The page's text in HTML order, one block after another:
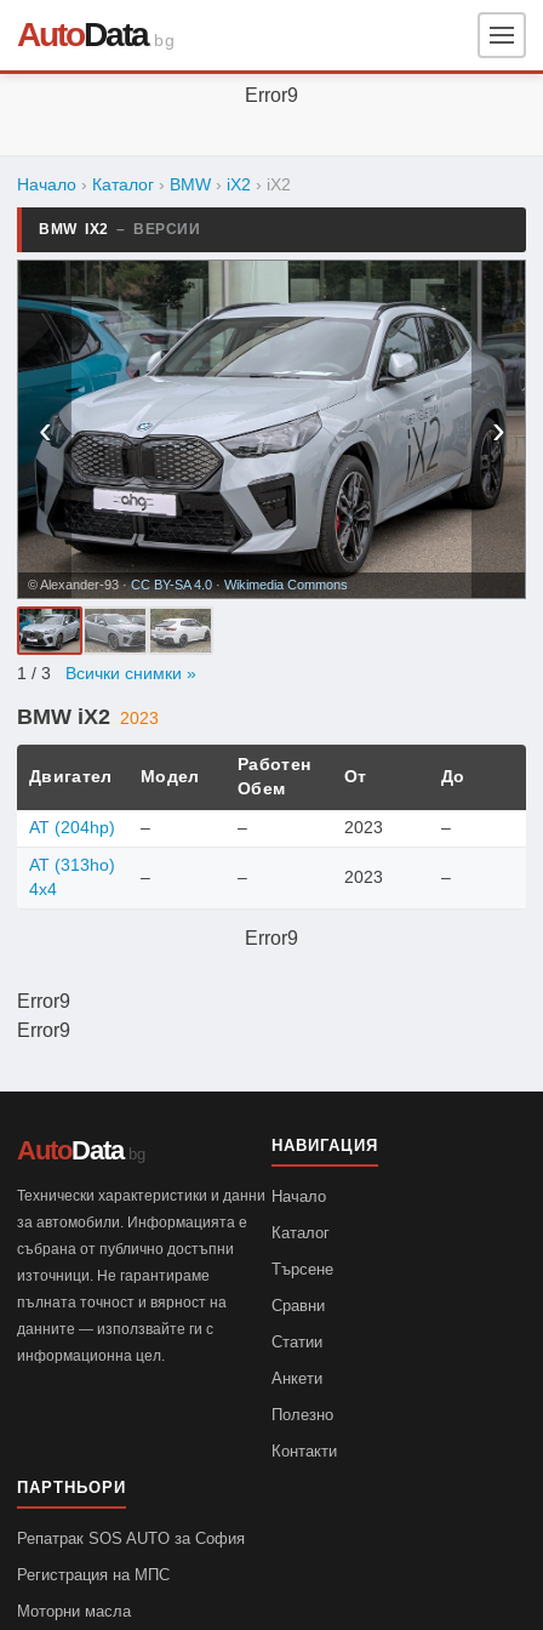
AutoData.bg
Error9
Error9
Начало › Каталог › BMW › iX2 › iX2
BMW IX2 – ВЕРСИИ
‹ ›
© Alexander-93 ·CC BY-SA 4.0 · Wikimedia Commons
1 / 3 Всички снимки »
BMW iX2 2023
Двигател Модел
Работен
Обем
От До
AT (204hp) – – 2023 –
AT (313ho)
4x4
– – 2023 –
Error9
Error9
AutoData.bg
Технически характеристики и данни
за автомобили. Информацията е
събрана от публично достъпни
източници. Не гарантираме
пълната точност и вярност на
данните — използвайте ги с
информационна цел.
НАВИГАЦИЯ
Начало
Каталог
Търсене
Сравни
Статии
Анкети
Полезно
Контакти
ПАРТНЬОРИ
Репатрак SOS AUTO за София
Регистрация на МПС
Моторни масла